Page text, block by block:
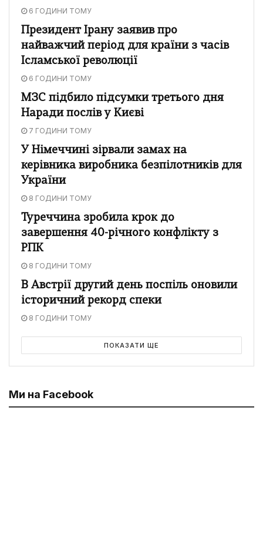
6 ГОДИНИ ТОМУ
Президент Ірану заявив про
найважчий період для країни з часів
Ісламської революції
6 ГОДИНИ ТОМУ
МЗС підбило підсумки третього дня
Наради послів у Києві
7 ГОДИНИ ТОМУ
У Німеччині зірвали замах на
керівника виробника безпілотників для
України
8 ГОДИНИ ТОМУ
Туреччина зробила крок до
завершення 40-річного конфлікту з
РПК
8 ГОДИНИ ТОМУ
В Австрії другий день поспіль оновили
історичний рекорд спеки
8 ГОДИНИ ТОМУ
ПОКАЗАТИ ЩЕ
Ми на Facebook